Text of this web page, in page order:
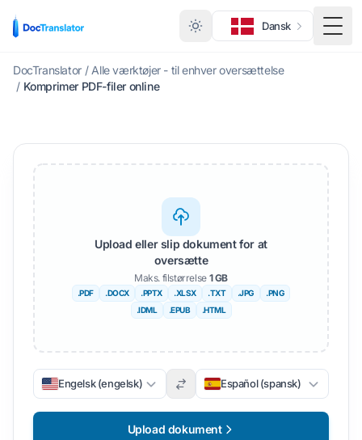
Dansk
Skift
DocTranslator / Alle værktøjer - til enhver oversættelse
/ Komprimer PDF-filer online
Upload eller slip dokument for at
oversætte
Maks. filstørrelse 1 GB
.PDF .DOCX .PPTX .XLSX .TXT .JPG
.PNG
.IDML
.EPUB .HTML
Engelsk (engelsk) Español (spansk)
Upload dokument